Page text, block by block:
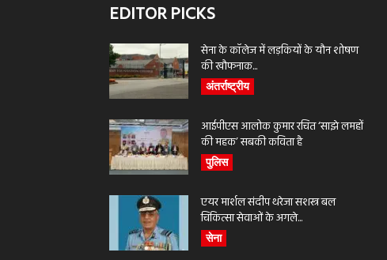
EDITOR PICKS
सेना के कॉलेज में लड़कियों के यौन शोषण
की खौफनाक...
अंतर्राष्ट्रीय
आईपीएस आलोक कुमार रचित ‘साझे लमहों
की महक’ सबकी कविता है
पुलिस
एयर मार्शल संदीप थरेजा सशस्त्र बल
चिकित्सा सेवाओं के अगले...
सेना